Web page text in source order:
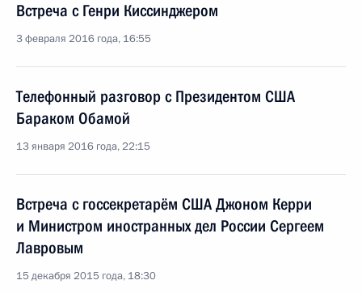
Встреча с Генри Киссинджером
3 февраля 2016 года, 16:55
Телефонный разговор с Президентом США
Бараком Обамой
13 января 2016 года, 22:15
Встреча с госсекретарём США Джоном Керри
и Министром иностранных дел России Сергеем
Лавровым
15 декабря 2015 года, 18:30